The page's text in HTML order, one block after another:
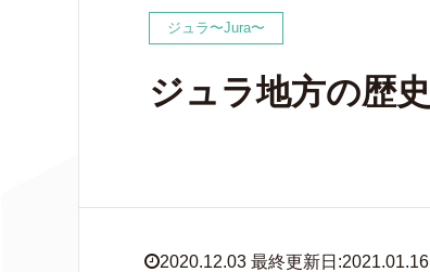
ジュラ〜Jura〜
ジュラ地方の歴史
2020.12.03 最終更新日:2021.01.16